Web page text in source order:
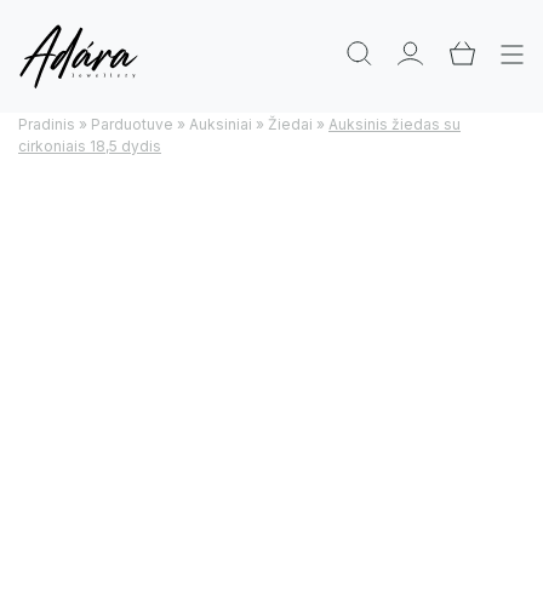
Pradinis » Parduotuve » Auksiniai » Žiedai » Auksinis žiedas su
cirkoniais 18,5 dydis